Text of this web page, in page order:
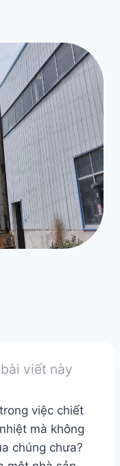
viết này
việc chiết
mà không
chúng chưa?